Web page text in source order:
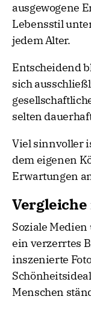
ausgewogene
Lebensstil
jedem Alter.
Entscheidend
sich
selten
Viel sinnvoller
dem eigenen
Erwartungen
Soziale
ein verzerrtes
inszenierte
Menschen